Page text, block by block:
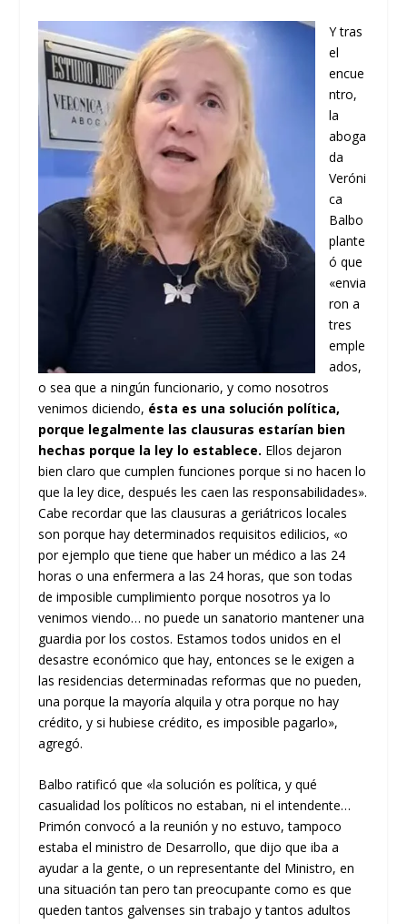
Y tras
el
encue
ntro,
la
aboga
da
Veróni
ca
Balbo
plante
ó que
«envia
ron a
tres
emple
ados,
o sea que a ningún funcionario, y como nosotros
venimos diciendo, ésta es una solución política,
porque legalmente las clausuras estarían bien
hechas porque la ley lo establece. Ellos dejaron
bien claro que cumplen funciones porque si no hacen lo
que la ley dice, después les caen las responsabilidades».
Cabe recordar que las clausuras a geriátricos locales
son porque hay determinados requisitos edilicios, «o
por ejemplo que tiene que haber un médico a las 24
horas o una enfermera a las 24 horas, que son todas
de imposible cumplimiento porque nosotros ya lo
venimos viendo… no puede un sanatorio mantener una
guardia por los costos. Estamos todos unidos en el
desastre económico que hay, entonces se le exigen a
las residencias determinadas reformas que no pueden,
una porque la mayoría alquila y otra porque no hay
crédito, y si hubiese crédito, es imposible pagarlo»,
agregó.
Balbo ratificó que «la solución es política, y qué
casualidad los políticos no estaban, ni el intendente…
Primón convocó a la reunión y no estuvo, tampoco
estaba el ministro de Desarrollo, que dijo que iba a
ayudar a la gente, o un representante del Ministro, en
una situación tan pero tan preocupante como es que
queden tantos galvenses sin trabajo y tantos adultos